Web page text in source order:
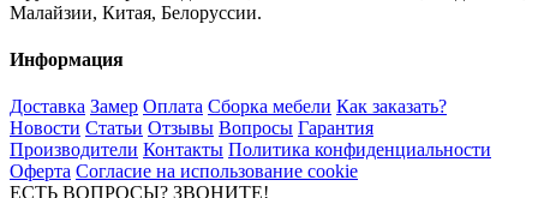
Малайзии, Китая, Белоруссии.
Информация
Доставка Замер Оплата Сборка мебели Как заказать?
Новости Статьи Отзывы Вопросы Гарантия
Производители Контакты Политика конфиденциальности
Оферта Согласие на использование cookie
ЕСТЬ ВОПРОСЫ? ЗВОНИТЕ!